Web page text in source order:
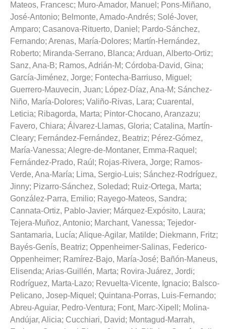
Mateos, Francesc; Muro-Amador, Manuel ; Pons-Miñano,
José-Antonio; Belmonte, Amado-Andrés; Solé-Jover,
Amparo; Casanova-Rituerto, Daniel ; Pardo-Sánchez,
Fernando; Arenas, María-Dolores; Martín-Hernández,
Roberto; Miranda-Serrano, Blanca; Arduan, Alberto-Ortiz;
Sanz, Ana-B; Ramos, Adrián-M; Córdoba-David, Gina;
García-Jiménez, Jorge; Fontecha-Barriuso, Miguel ;
Guerrero-Mauvecin, Juan; López-Díaz, Ana-M; Sánchez-
Niño, María-Dolores; Valiño-Rivas, Lara; Cuarental,
Leticia; Ribagorda, Marta; Pintor-Chocano, Aranzazu;
Favero, Chiara; Álvarez-Llamas, Gloria; Catalina, Martín-
Cleary; Fernández-Fernández, Beatriz; Pérez-Gómez,
María-Vanessa; Alegre-de-Montaner, Emma-Raquel ;
Fernández-Prado, Raúl ; Rojas-Rivera, Jorge; Ramos-
Verde, Ana-María; Lima, Sergio-Luis; Sánchez-Rodríguez,
Jinny; Pizarro-Sánchez, Soledad; Ruiz-Ortega, Marta;
González-Parra, Emilio; Rayego-Mateos, Sandra;
Cannata-Ortiz, Pablo-Javier; Márquez-Expósito, Laura;
Tejera-Muñoz, Antonio; Marchant, Vanessa; Tejedor-
Santamaria, Lucía; Alique-Agilar, Matilde; Diekmann, Fritz;
Bayés-Genís, Beatriz; Oppenheimer-Salinas, Federico-
Oppenheimer; Ramírez-Bajo, María-José; Bañón-Maneus,
Elisenda; Arias-Guillén, Marta; Rovira-Juárez, Jordi;
Rodríguez, Marta-Lazo; Revuelta-Vicente, Ignacio; Balsco-
Pelicano, Josep-Miquel ; Quintana-Porras, Luis-Fernando;
Abreu-Aguiar, Pedro-Ventura; Font, Marc-Xipell ; Molina-
Andújar, Alicia; Cucchiari, David; Montagud-Marrah,